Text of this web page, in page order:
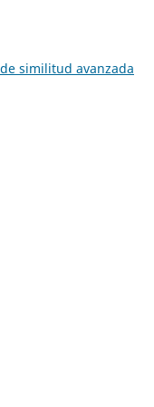
similitud avanzada